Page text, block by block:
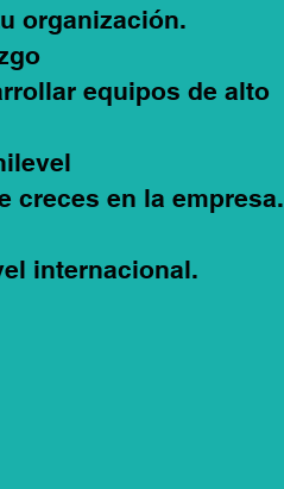
organización.
equipos de alto
creces en la empresa.
internacional.